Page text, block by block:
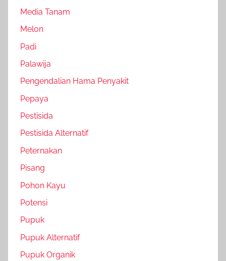
Media Tanam
Melon
Padi
Palawija
Pengendalian Hama Penyakit
Pepaya
Pestisida
Pestisida Alternatif
Peternakan
Pisang
Pohon Kayu
Potensi
Pupuk
Pupuk Alternatif
Pupuk Organik